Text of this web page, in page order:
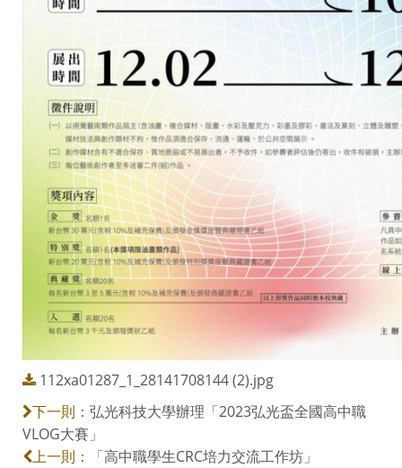
112xa01287_1_28141708144 (2).jpg
下一則： 弘光科技大學辦理「2023弘光盃全國高中職
VLOG大賽」
上一則： 「高中職學生CRC培力交流工作坊」